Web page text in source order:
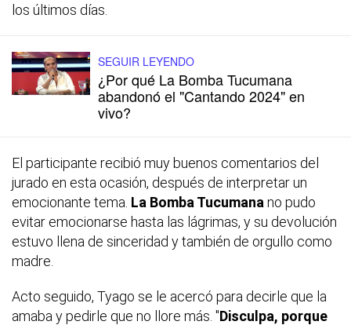
los últimos días.
SEGUIR LEYENDO
¿Por qué La Bomba Tucumana
abandonó el "Cantando 2024" en
vivo?
El participante recibió muy buenos comentarios del
jurado en esta ocasión, después de interpretar un
emocionante tema. La Bomba Tucumana no pudo
evitar emocionarse hasta las lágrimas, y su devolución
estuvo llena de sinceridad y también de orgullo como
madre.
Acto seguido, Tyago se le acercó para decirle que la
amaba y pedirle que no llore más. "Disculpa, porque